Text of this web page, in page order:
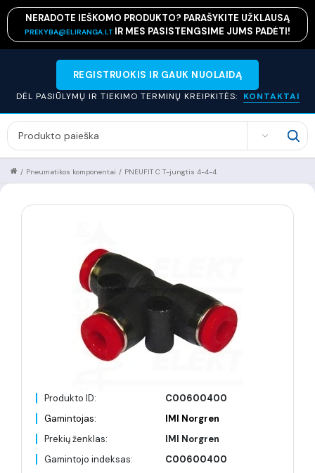
NERADOTE IEŠKOMO PRODUKTO? PARAŠYKITE UŽKLAUSĄ
PREKYBA@ELIRANGA.LT IR MES PASISTENGSIME JUMS PADĖTI!
REGISTRUOKIS IR GAUK NUOLAIDĄ
DĖL PASIŪLYMŲ IR TIEKIMO TERMINŲ KREIPKITĖS: KONTAKTAI
SEARCH
PNEUFIT C T-jungtis 4-4-4
/
Pneumatikos komponentai
/
Produkto ID:
C00600400
Gamintojas:
IMI Norgren
Prekių ženklas:
IMI Norgren
Gamintojo indeksas:
C00600400